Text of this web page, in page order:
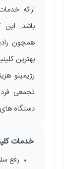
ارائه
‌باشد. این
همچون
بهترین
رژیمینو
تجمعی
دستگاه
خدمات
رفع